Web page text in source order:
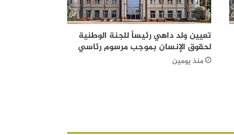
تعيين ولد داهي رئيساً للجنة الوطنية
لحقوق الإنسان بموجب مرسوم رئاسي
منذ يومين